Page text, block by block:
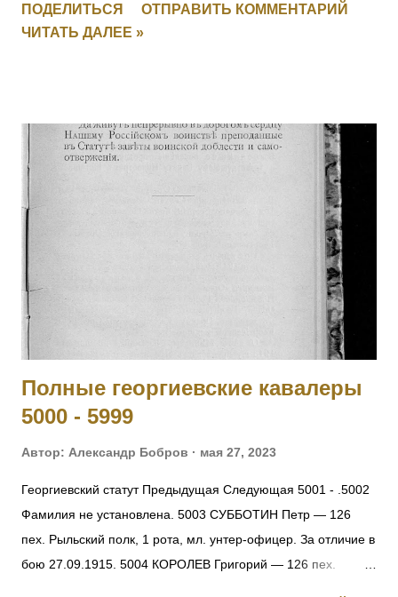
полка в Восточной Пруссии в середине августа 1914 г.
зарыл полковое знамя, дабы оно не досталось врагу.
Императором в Царском Селе (в Александровском дворце)
12 ноября 1914 г. Получил также золотые часы с
Государственным гербом и цепочкой. 25.02.1915 при д.
Березины, получив ранение, был эвакуирован в госпиталь и
больше в полк не возвращался. Произведен в прапорщики.
На август 1916 года находился в 188-м пех. запасном
полку. Имеет кресты 2 ст. No 446, 3 ст. № 17033 и 4 ст. №
121138 за Русско-Японскую войну. [II-452] Знаменщик
подпрапорщик Никифор Удалых, сражаясь с германск...
ПОДЕЛИТЬСЯ
ОТПРАВИТЬ КОММЕНТАРИЙ
ЧИТАТЬ ДАЛЕЕ »
Полные георгиевские кавалеры
5000 - 5999
Автор: Александр Бобров мая 27, 2023
Георгиевский статут Предыдущая Следующая 5001 - .5002
Фамилия не установлена. 5003 СУББОТИН Петр — 126
пех. Рыльский полк, 1 рота, мл. унтер-офицер. За отличие в
бою 27.09.1915. 5004 КОРОЛЕВ Григорий — 126 пех.